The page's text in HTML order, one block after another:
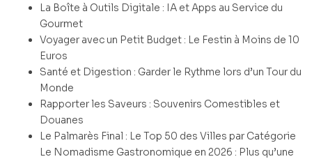
La Boîte à Outils Digitale : IA et Apps au Service du
Gourmet
Voyager avec un Petit Budget : Le Festin à Moins de 10
Euros
Santé et Digestion : Garder le Rythme lors d’un Tour du
Monde
Rapporter les Saveurs : Souvenirs Comestibles et
Douanes
Le Palmarès Final : Le Top 50 des Villes par Catégorie
Le Nomadisme Gastronomique en 2026 : Plus qu’une